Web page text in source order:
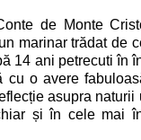
de Monte
marinar trădat de
14 ani petrecuti în
cu o avere
asupra naturii
și în cele mai